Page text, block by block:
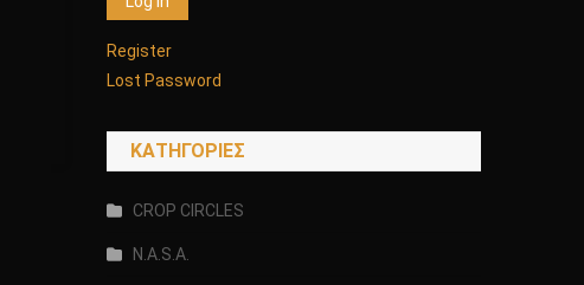
Register
Lost Password
KΑΤΗΓΟΡΊΕΣ
CROP CIRCLES
N.A.S.A.